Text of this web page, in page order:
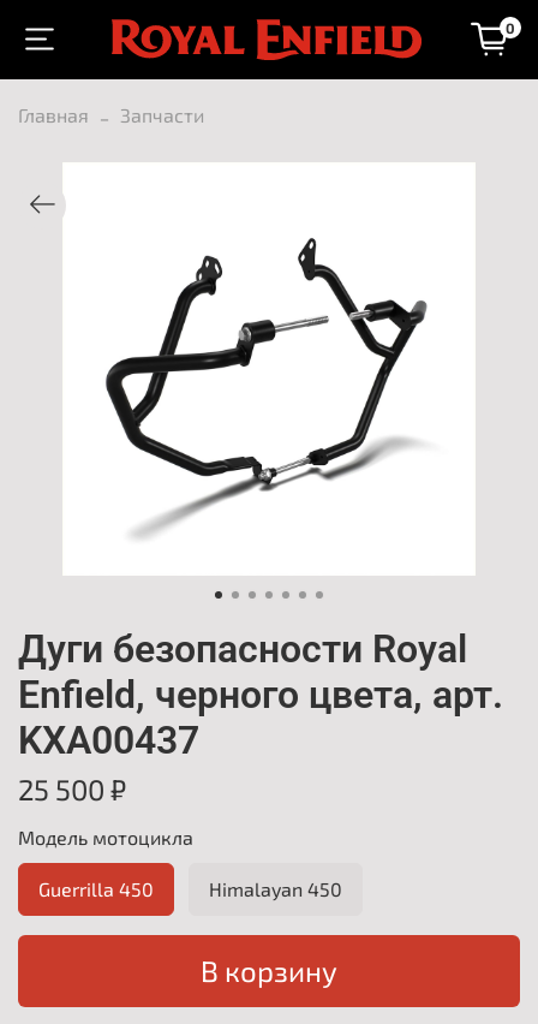
0
Главная Запчасти
Дуги безопасности Royal
Enfield, черного цвета, арт.
KXA00437
25 500 ₽
В корзину
Модель мотоцикла
Guerrilla 450 Himalayan 450